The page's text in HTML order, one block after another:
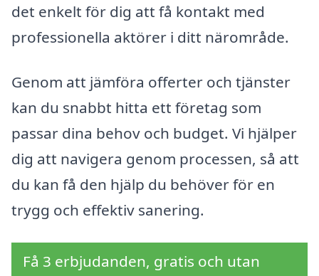
det enkelt för dig att få kontakt med
professionella aktörer i ditt närområde.
Genom att jämföra offerter och tjänster
kan du snabbt hitta ett företag som
passar dina behov och budget. Vi hjälper
dig att navigera genom processen, så att
du kan få den hjälp du behöver för en
trygg och effektiv sanering.
Få 3 erbjudanden, gratis och utan